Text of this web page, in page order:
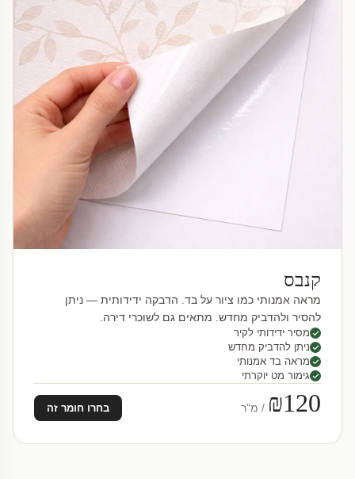
קנבס
מראה אמנותי כמו ציור על בד. הדבקה ידידותית — ניתן
להסיר ולהדביק מחדש. מתאים גם לשוכרי דירה.
מסיר ידידותי לקיר
ניתן להדביק מחדש
מראה בד אמנותי
גימור מט יוקרתי
₪120 / מ"ר בחרו חומר זה